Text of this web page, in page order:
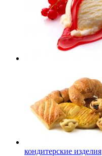
кондитерские изделия